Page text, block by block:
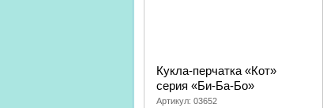
Кукла-перчатка «Кот»
серия «Би-Ба-Бо»
Артикул: 03652